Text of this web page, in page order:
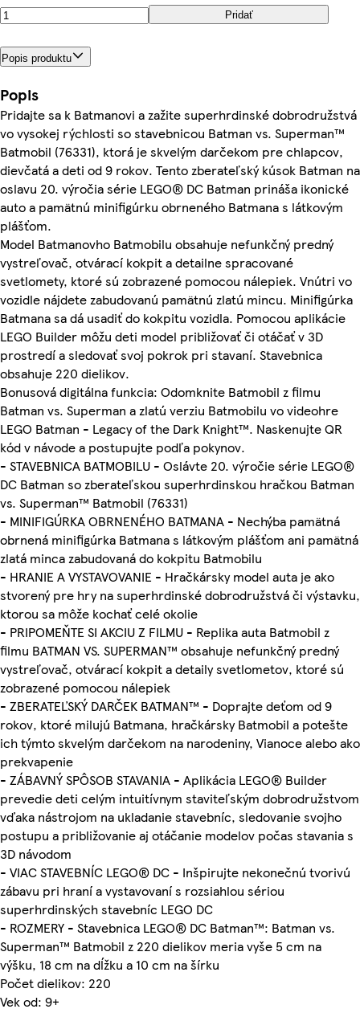
Pridať
Popis produktu
Popis
Pridajte sa k Batmanovi a zažite superhrdinské dobrodružstvá
vo vysokej rýchlosti so stavebnicou Batman vs. Superman™
Batmobil (76331), ktorá je skvelým darčekom pre chlapcov,
dievčatá a deti od 9 rokov. Tento zberateľský kúsok Batman na
oslavu 20. výročia série LEGO® DC Batman prináša ikonické
auto a pamätnú minifigúrku obrneného Batmana s látkovým
plášťom.
Model Batmanovho Batmobilu obsahuje nefunkčný predný
vystreľovač, otvárací kokpit a detailne spracované
svetlomety, ktoré sú zobrazené pomocou nálepiek. Vnútri vo
vozidle nájdete zabudovanú pamätnú zlatú mincu. Minifigúrka
Batmana sa dá usadiť do kokpitu vozidla. Pomocou aplikácie
LEGO Builder môžu deti model približovať či otáčať v 3D
prostredí a sledovať svoj pokrok pri stavaní. Stavebnica
obsahuje 220 dielikov.
Bonusová digitálna funkcia: Odomknite Batmobil z filmu
Batman vs. Superman a zlatú verziu Batmobilu vo videohre
LEGO Batman - Legacy of the Dark Knight™. Naskenujte QR
kód v návode a postupujte podľa pokynov.
- STAVEBNICA BATMOBILU - Oslávte 20. výročie série LEGO®
DC Batman so zberateľskou superhrdinskou hračkou Batman
vs. Superman™ Batmobil (76331)
- MINIFIGÚRKA OBRNENÉHO BATMANA - Nechýba pamätná
obrnená minifigúrka Batmana s látkovým plášťom ani pamätná
zlatá minca zabudovaná do kokpitu Batmobilu
- HRANIE A VYSTAVOVANIE - Hračkársky model auta je ako
stvorený pre hry na superhrdinské dobrodružstvá či výstavku,
ktorou sa môže kochať celé okolie
- PRIPOMEŇTE SI AKCIU Z FILMU - Replika auta Batmobil z
filmu BATMAN VS. SUPERMAN™ obsahuje nefunkčný predný
vystreľovač, otvárací kokpit a detaily svetlometov, ktoré sú
zobrazené pomocou nálepiek
- ZBERATEĽSKÝ DARČEK BATMAN™ - Doprajte deťom od 9
rokov, ktoré milujú Batmana, hračkársky Batmobil a potešte
ich týmto skvelým darčekom na narodeniny, Vianoce alebo ako
prekvapenie
- ZÁBAVNÝ SPÔSOB STAVANIA - Aplikácia LEGO® Builder
prevedie deti celým intuitívnym staviteľským dobrodružstvom
vďaka nástrojom na ukladanie stavebníc, sledovanie svojho
postupu a približovanie aj otáčanie modelov počas stavania s
3D návodom
- VIAC STAVEBNÍC LEGO® DC - Inšpirujte nekonečnú tvorivú
zábavu pri hraní a vystavovaní s rozsiahlou sériou
superhrdinských stavebníc LEGO DC
- ROZMERY - Stavebnica LEGO® DC Batman™: Batman vs.
Superman™ Batmobil z 220 dielikov meria vyše 5 cm na
výšku, 18 cm na dĺžku a 10 cm na šírku
Počet dielikov: 220
Vek od: 9+